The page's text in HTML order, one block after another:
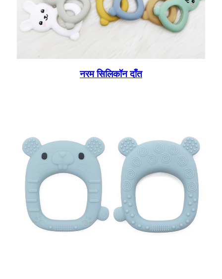
नरम सिलिकॉन दाँत